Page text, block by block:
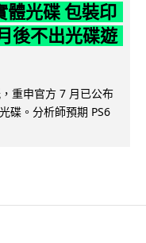
光碟 包裝印
後不出光碟遊
重申官方 7 月已公布
碟。分析師預期 PS6